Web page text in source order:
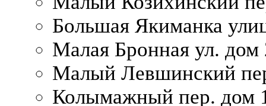
Большая Якиманка
Малая Бронная ул. дом
Малый Левшинский
Колымажный пер. дом